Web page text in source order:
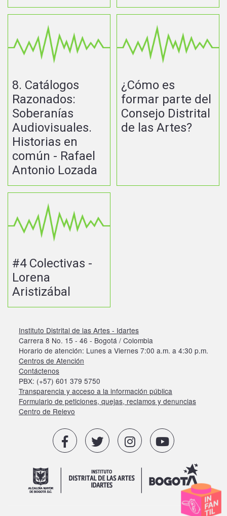
8. Catálogos
Razonados:
Soberanías
Audiovisuales.
Historias en
común - Rafael
Antonio Lozada
¿Cómo es
formar parte del
Consejo Distrital
de las Artes?
#4 Colectivas -
Lorena
Aristizábal
Instituto Distrital de las Artes - Idartes
Carrera 8 No. 15 - 46 - Bogotá / Colombia
Horario de atención: Lunes a Viernes 7:00 a.m. a 4:30 p.m.
Centros de Atención
Contáctenos
PBX: (+57) 601 379 5750
Transparencia y acceso a la información pública
Formulario de peticiones, quejas, reclamos y denuncias
Centro de Relevo